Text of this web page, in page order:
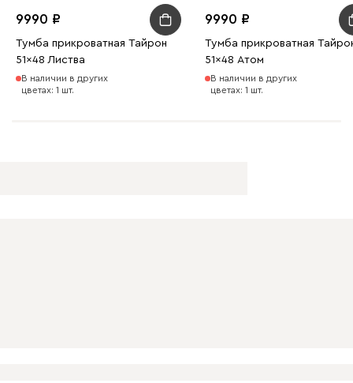
9990
Тумба прикроватная Тайрон
51x48 Листва
В наличии в других
цветах: 1 шт.
9990
Тумба прикроватная
51x48 Атом
В наличии в других
цветах: 1 шт.